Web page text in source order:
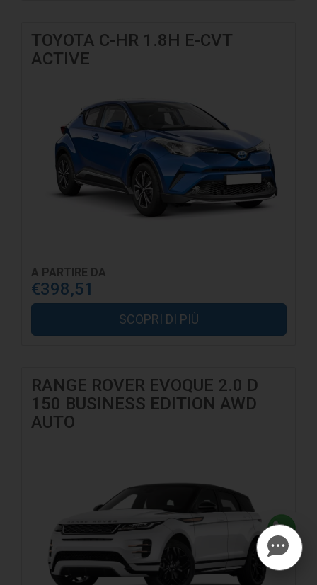
TOYOTA C-HR 1.8H E-CVT
ACTIVE
A PARTIRE DA
€398,51
SCOPRI DI PIÙ
RANGE ROVER EVOQUE 2.0 D
150 BUSINESS EDITION AWD
AUTO